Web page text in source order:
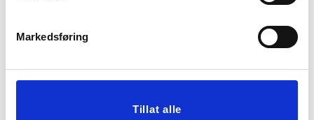
Markedsføring
Tillat alle